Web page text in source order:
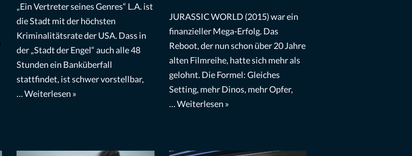
„Ein Vertreter seines Genres“ L.A. ist
die Stadt mit der höchsten
Kriminalitätsrate der USA. Dass in
der „Stadt der Engel“ auch alle 48
Stunden ein Banküberfall
stattfindet, ist schwer vorstellbar,
…Weiterlesen »
JURASSIC WORLD (2015) war ein
finanzieller Mega-Erfolg. Das
Reboot, der nun schon über 20 Jahre
alten Filmreihe, hatte sich mehr als
gelohnt. Die Formel: Gleiches
Setting, mehr Dinos, mehr Opfer,
…Weiterlesen »